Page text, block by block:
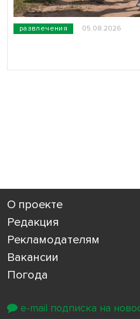
развлечения 05.08.2026
О проекте
Редакция
Рекламодателям
Вакансии
Погода
e-mail подписка на